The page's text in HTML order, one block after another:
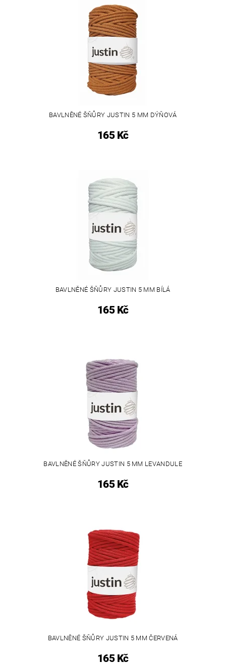
BAVLNĚNÉ ŠŇŮRY JUSTIN 5 MM DÝŇOVÁ
165 Kč
BAVLNĚNÉ ŠŇŮRY JUSTIN 5 MM BÍLÁ
165 Kč
BAVLNĚNÉ ŠŇŮRY JUSTIN 5 MM LEVANDULE
165 Kč
BAVLNĚNÉ ŠŇŮRY JUSTIN 5 MM ČERVENÁ
165 Kč